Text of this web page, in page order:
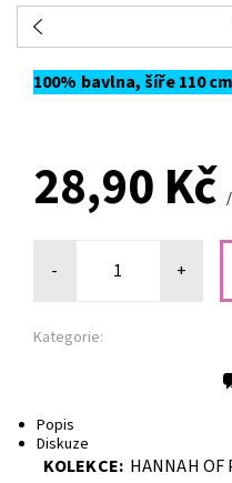
100% bavlna, šíře 110 cm
28,90 Kč
- +
Kategorie:
Popis
Diskuze
KOLEKCE: HANNAH OF